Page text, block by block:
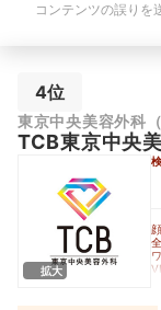
コンテンツの誤りを
4位
東京中央美容外科（
TCB東京中央
拡大